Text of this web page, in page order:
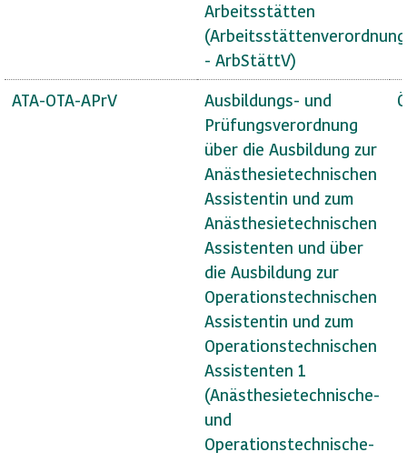
Arbeitsstätten
(Arbeitsstättenverordnung
- ArbStättV)
ATA-OTA-APrV
Ausbildungs- und
Prüfungsverordnung
über die Ausbildung zur
Anästhesietechnischen
Assistentin und zum
Anästhesietechnischen
Assistenten und über
die Ausbildung zur
Operationstechnischen
Assistentin und zum
Operationstechnischen
Assistenten 1
(Anästhesietechnische-
und
Operationstechnische-